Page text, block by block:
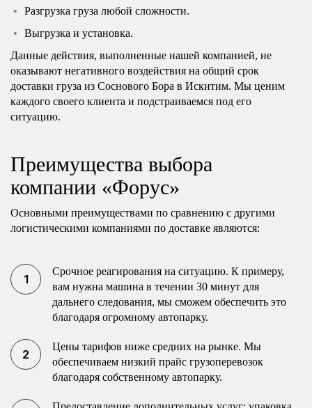
Разгрузка груза любой сложности.
Выгрузка и установка.
Данные действия, выполненные нашей компанией, не
оказывают негативного воздействия на общий срок
доставки груза из Соснового Бора в Искитим. Мы ценим
каждого своего клиента и подстраиваемся под его
ситуацию.
Преимущества выбора
компании «Форус»
Основными преимуществами по сравнению с другими
логистическими компаниями по доставке являются:
Срочное реагирования на ситуацию. К примеру,
вам нужна машина в течении 30 минут для
дальнего следования, мы сможем обеспечить это
благодаря огромному автопарку.
Цены тарифов ниже средних на рынке. Мы
обеспечиваем низкий прайс грузоперевозок
благодаря собственному автопарку.